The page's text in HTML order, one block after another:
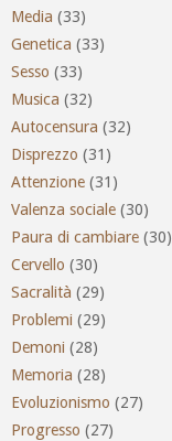
Media (33)
Genetica (33)
Sesso (33)
Musica (32)
Autocensura (32)
Disprezzo (31)
Attenzione (31)
Valenza sociale (30)
Paura di cambiare (30)
Cervello (30)
Sacralità (29)
Problemi (29)
Demoni (28)
Memoria (28)
Evoluzionismo (27)
Progresso (27)